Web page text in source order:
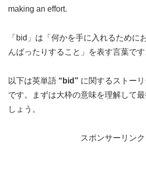
making an effort.
「bid」は「何かを手に入れるために
んばったりすること」を表す言葉です
以下は英単語 “bid” に関するストー
です。まずは大枠の意味を理解して
しょう。
スポンサーリンク